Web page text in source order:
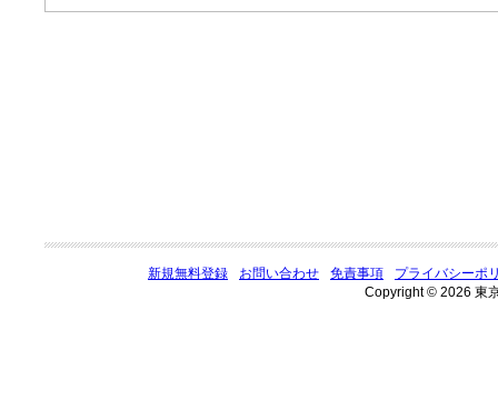
新規無料登録 お問い合わせ 免責事項
プライバシーポ
Copyright © 2026 東